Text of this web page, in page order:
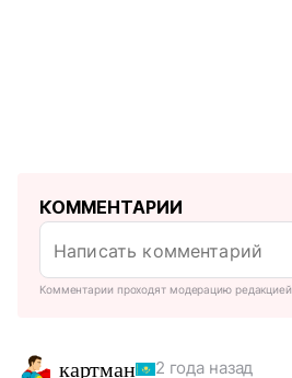
КОММЕНТАРИИ
Комментарии проходят модерацию редакцией
картман 2 года назад